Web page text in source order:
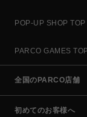
POP-UP SHOP TOP
PARCO GAMES
全国のPARCO店舗
初めてのお客様へ